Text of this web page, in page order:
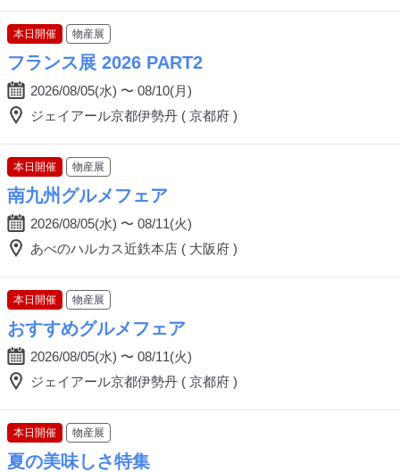
本日開催 物産展
フランス展 2026 PART2
2026/08/05(水) 〜 08/10(月)
ジェイアール京都伊勢丹 ( 京都府 )
本日開催 物産展
南九州グルメフェア
2026/08/05(水) 〜 08/11(火)
あべのハルカス近鉄本店 ( 大阪府 )
本日開催 物産展
おすすめグルメフェア
2026/08/05(水) 〜 08/11(火)
ジェイアール京都伊勢丹 ( 京都府 )
本日開催 物産展
夏の美味しさ特集